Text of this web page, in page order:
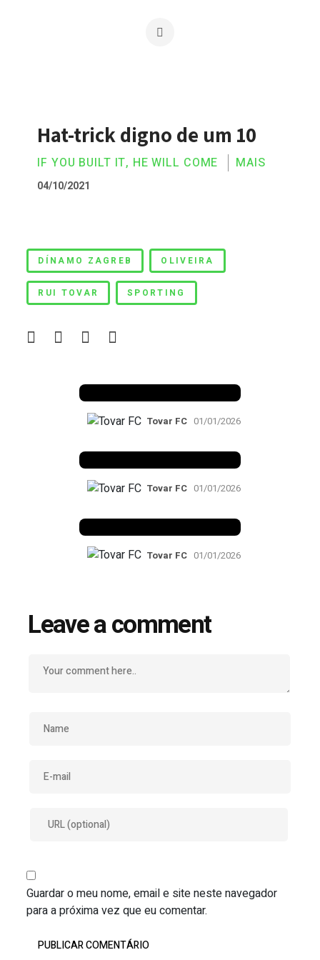
Hat-trick digno de um 10
IF YOU BUILT IT, HE WILL COME MAIS
04/10/2021
Hat-trick digno de um 10
DÍNAMO ZAGREB OLIVEIRA
RUI TOVAR SPORTING
Tovar FC 01/01/2026
Tovar FC 01/01/2026
Tovar FC 01/01/2026
Leave a comment
Guardar o meu nome, email e site neste navegador
para a próxima vez que eu comentar.